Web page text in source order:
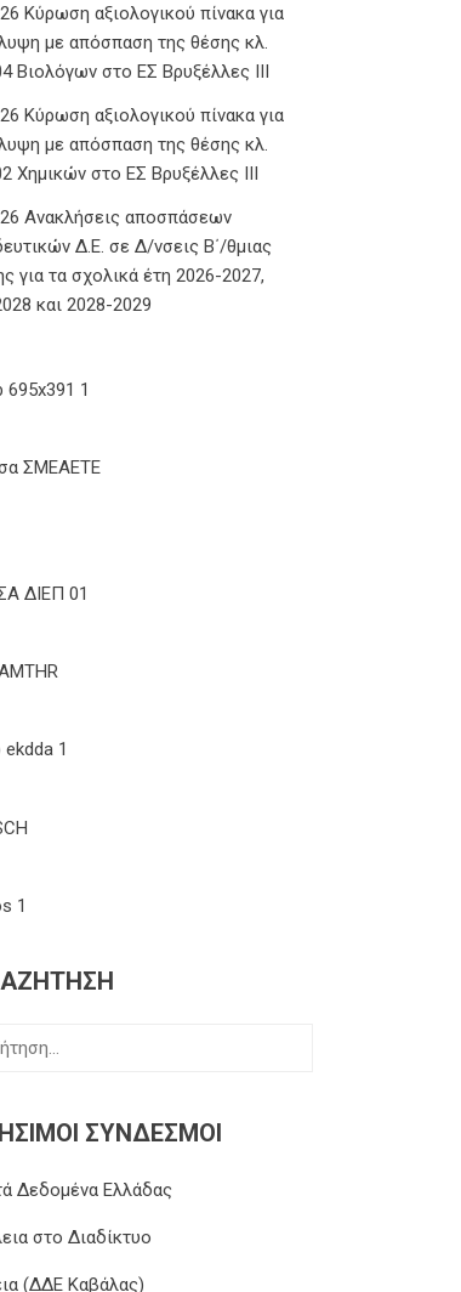
Κύρωση αξιολογικού πίνακα για
με απόσπαση της θέσης κλ.
Βιολόγων στο ΕΣ Βρυξέλλες ΙΙΙ
Κύρωση αξιολογικού πίνακα για
με απόσπαση της θέσης κλ.
Χημικών στο ΕΣ Βρυξέλλες ΙΙΙ
Ανακλήσεις αποσπάσεων
Δ.Ε. σε Δ/νσεις Β΄/θμιας
για τα σχολικά έτη 2026-2027,
και 2028-2029
ΣΎΝΔΕΣΜΟΙ
Δεδομένα Ελλάδας
στο Διαδίκτυο
(ΔΔΕ Καβάλας)